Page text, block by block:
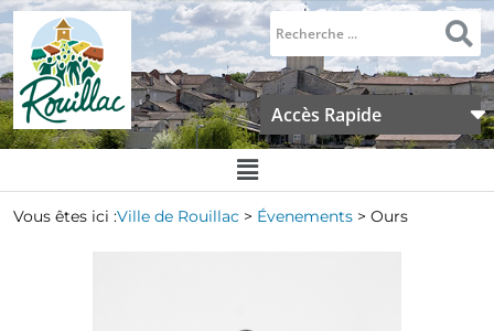
Accès Rapide
Vous êtes ici :Ville de Rouillac > Évenements > Ours